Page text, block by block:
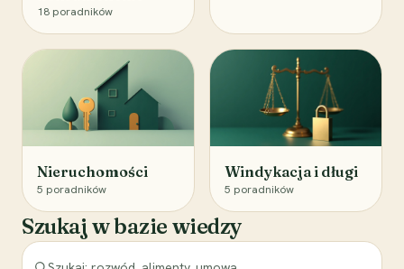
18 poradników
Nieruchomości
5 poradników
Windykacja i długi
5 poradników
Szukaj w bazie wiedzy